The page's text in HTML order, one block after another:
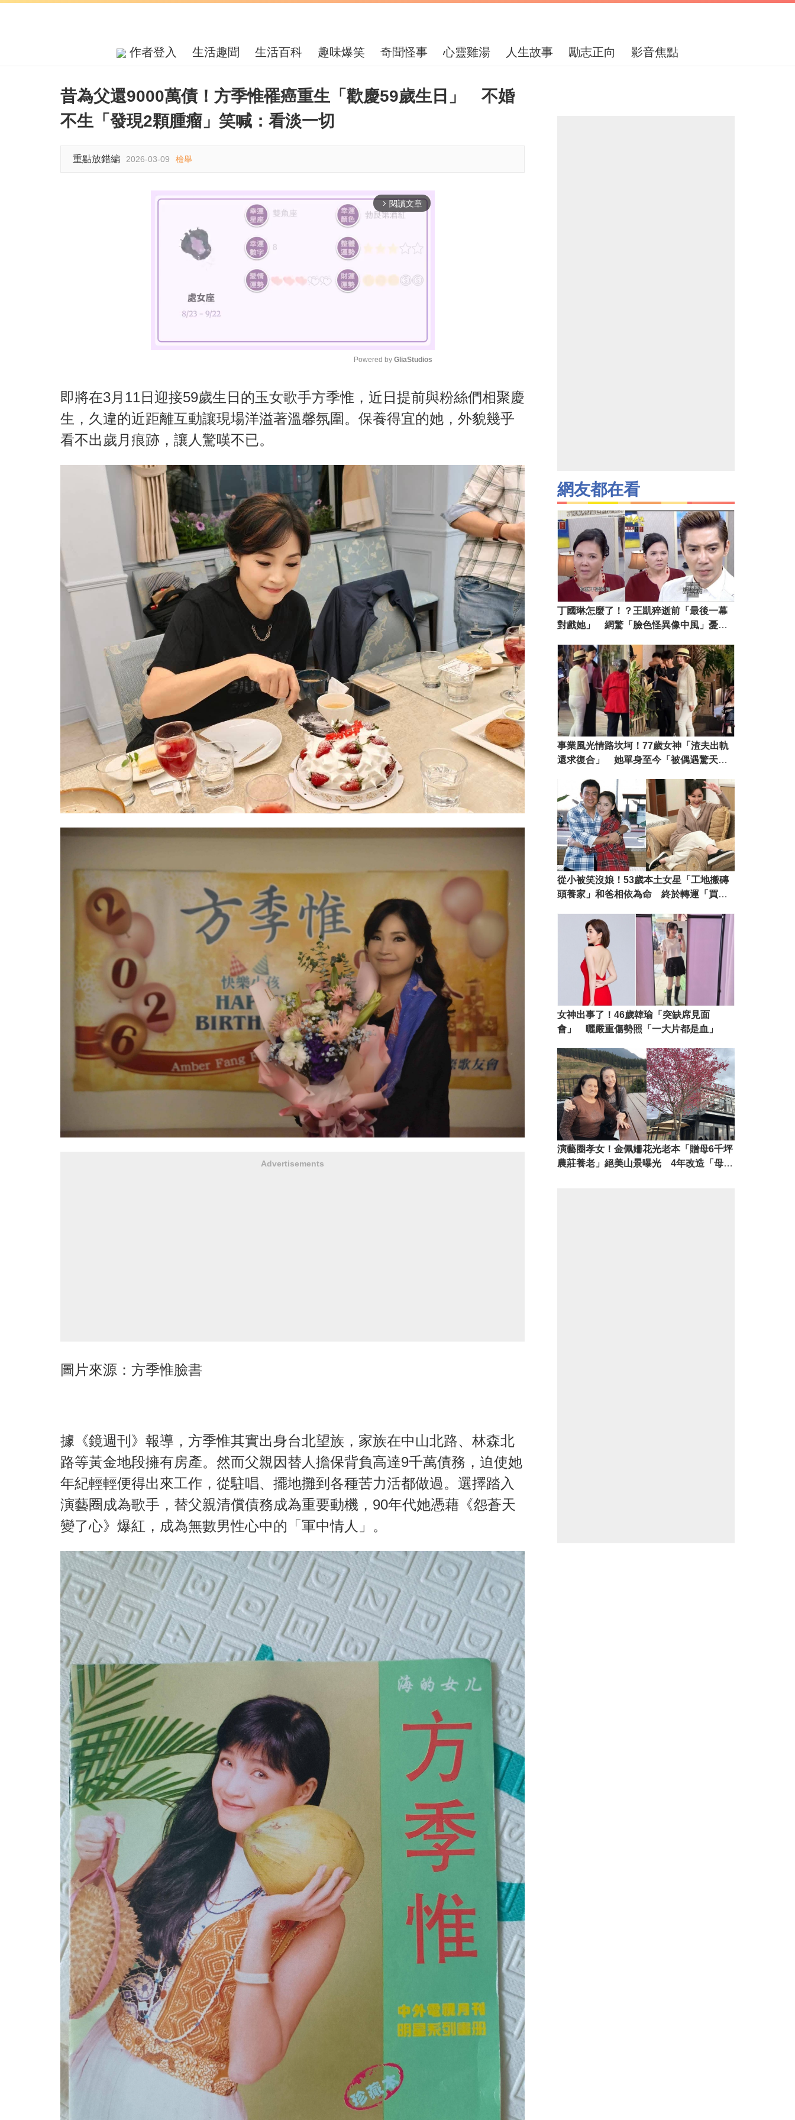
作者登入 生活趣聞 生活百科 趣味爆笑 奇聞怪事 心靈雞湯 人生故事 勵志正向 影音焦點
昔為父還9000萬債！方季惟罹癌重生「歡慶59歲生日」 不婚
不生「發現2顆腫瘤」笑喊：看淡一切
重點放錯編 2026-03-09 檢舉
arrow_forward_ios 閱讀文章
M
t
Powered by GliaStudios
即將在3月11日迎接59歲生日的玉女歌手方季惟，近日提前與粉絲們相聚慶
生，久違的近距離互動讓現場洋溢著溫馨氛圍。保養得宜的她，外貌幾乎
看不出歲月痕跡，讓人驚嘆不已。
Advertisements
圖片來源：方季惟臉書
據《鏡週刊》報導，方季惟其實出身台北望族，家族在中山北路、林森北
路等黃金地段擁有房產。然而父親因替人擔保背負高達9千萬債務，迫使她
年紀輕輕便得出來工作，從駐唱、擺地攤到各種苦力活都做過。選擇踏入
演藝圈成為歌手，替父親清償債務成為重要動機，90年代她憑藉《怨蒼天
變了心》爆紅，成為無數男性心中的「軍中情人」。
網友都在看
丁國琳怎麼了！？王凱猝逝前「最後一幕
對戲她」 網驚「臉色怪異像中風」憂
事業風光情路坎坷！77歲女神「渣夫出軌
還求復合」 她單身至今「被偶遇驚天一
從小被笑沒娘！53歲本土女星「工地搬磚
頭養家」和爸相依為命 終於轉運「買
女神出事了！46歲韓瑜「突缺席見面
會」 曬嚴重傷勢照「一大片都是血」
演藝圈孝女！金佩姍花光老本「贈母6千坪
農莊養老」絕美山景曝光 4年改造「母女